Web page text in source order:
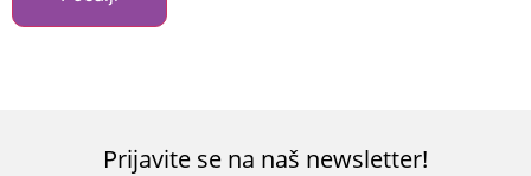
Prijavite se na naš newsletter!